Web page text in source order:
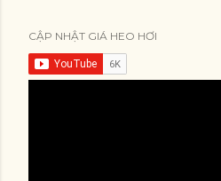
CẬP NHẬT GIÁ HEO HƠI